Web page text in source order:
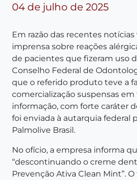
04 de julho de 2025
Em razão das recentes
imprensa sobre reações
de pacientes que fizeram uso
Conselho Federal de
que o referido produto teve a
comercialização suspensas em
informação, com forte caráter
foi enviada à autarquia federal
Palmolive Brasil.
No ofício, a empresa informa
“descontinuando o creme
Prevenção Ativa Clean Mint”.